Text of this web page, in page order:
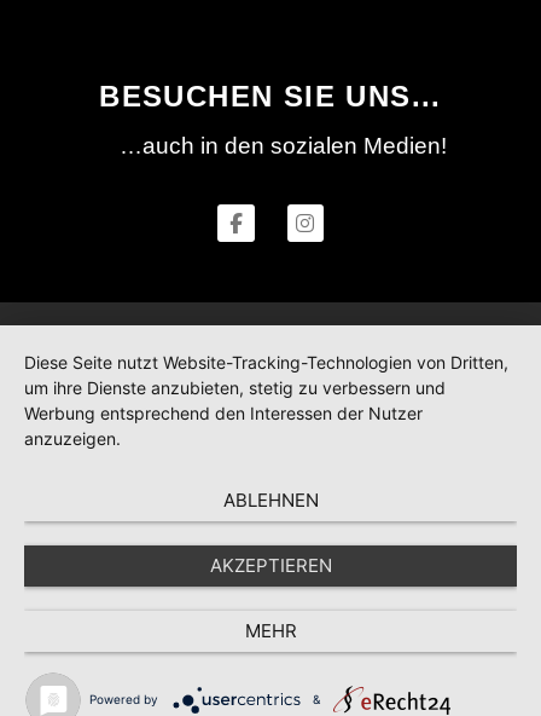
BESUCHEN SIE UNS...
…auch in den sozialen Medien!
Diese Seite nutzt Website-Tracking-Technologien von Dritten,
um ihre Dienste anzubieten, stetig zu verbessern und
Werbung entsprechend den Interessen der Nutzer
anzuzeigen.
ABLEHNEN
AKZEPTIEREN
MEHR
Powered by &